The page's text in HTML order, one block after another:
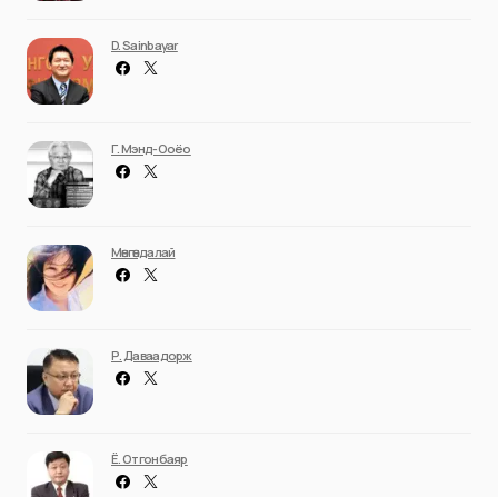
D. Sainbayar
Г. Мэнд-Ооёо
Мөнгөндалай
Р. Даваадорж
Ё. Отгонбаяр